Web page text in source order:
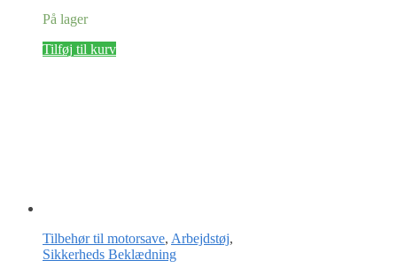
På lager
Tilføj til kurv
Tilbehør til motorsave, Arbejdstøj,
Sikkerheds Beklædning